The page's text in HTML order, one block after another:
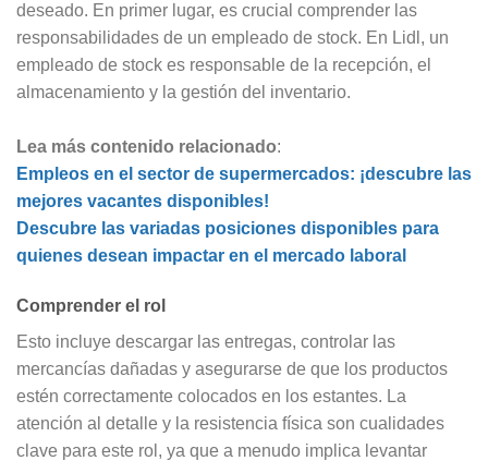
deseado. En primer lugar, es crucial comprender las
responsabilidades de un empleado de stock. En Lidl, un
empleado de stock es responsable de la recepción, el
almacenamiento y la gestión del inventario.
Lea más contenido relacionado:
Empleos en el sector de supermercados: ¡descubre las
mejores vacantes disponibles!
Descubre las variadas posiciones disponibles para
quienes desean impactar en el mercado laboral
Comprender el rol
Esto incluye descargar las entregas, controlar las
mercancías dañadas y asegurarse de que los productos
estén correctamente colocados en los estantes. La
atención al detalle y la resistencia física son cualidades
clave para este rol, ya que a menudo implica levantar